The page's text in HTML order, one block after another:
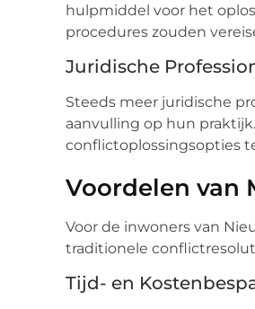
hulpmiddel voor het
procedures zouden
Juridische
Steeds meer juridische
aanvulling op hun
conflictoplossingsopties
Voordelen van
Voor de inwoners van
traditionele
Tijd- en